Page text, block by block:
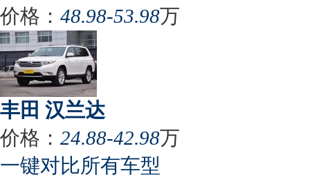
价格： 48.98-53.98万
丰田 汉兰达
价格： 24.88-42.98万
一键对比所有车型